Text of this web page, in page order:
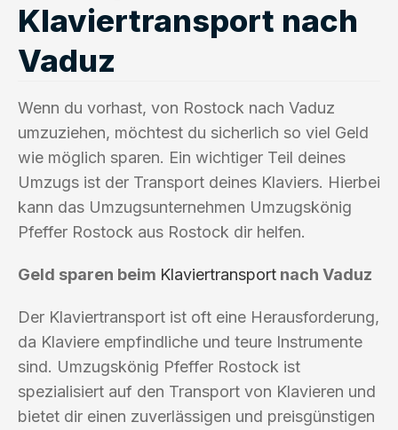
Klaviertransport nach
Vaduz
Wenn du vorhast, von Rostock nach Vaduz
umzuziehen, möchtest du sicherlich so viel Geld
wie möglich sparen. Ein wichtiger Teil deines
Umzugs ist der Transport deines Klaviers. Hierbei
kann das Umzugsunternehmen Umzugskönig
Pfeffer Rostock aus Rostock dir helfen.
Geld sparen beim Klaviertransport nach Vaduz
Der Klaviertransport ist oft eine Herausforderung,
da Klaviere empfindliche und teure Instrumente
sind. Umzugskönig Pfeffer Rostock ist
spezialisiert auf den Transport von Klavieren und
bietet dir einen zuverlässigen und preisgünstigen